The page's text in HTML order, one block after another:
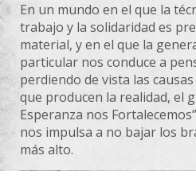
En un mundo en el que la
trabajo y la solidaridad es
material, y en el que la
particular nos conduce a
perdiendo de vista las
que producen la realidad, el
Esperanza nos
nos impulsa a no bajar los
más alto.